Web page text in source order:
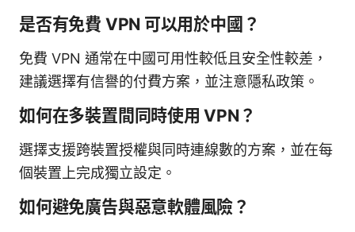
是否有免費 VPN 可以用於中國？
免費 VPN 通常在中國可用性較低且安全性較差，
建議選擇有信譽的付費方案，並注意隱私政策。
如何在多裝置間同時使用 VPN？
選擇支援跨裝置授權與同時連線數的方案，並在每
個裝置上完成獨立設定。
如何避免廣告與惡意軟體風險？